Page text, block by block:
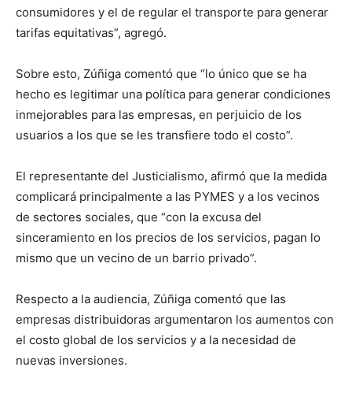
consumidores y el de regular el transporte para generar
tarifas equitativas”, agregó.
Sobre esto, Zúñiga comentó que “lo único que se ha
hecho es legitimar una política para generar condiciones
inmejorables para las empresas, en perjuicio de los
usuarios a los que se les transfiere todo el costo”.
El representante del Justicialismo, afirmó que la medida
complicará principalmente a las PYMES y a los vecinos
de sectores sociales, que “con la excusa del
sinceramiento en los precios de los servicios, pagan lo
mismo que un vecino de un barrio privado”.
Respecto a la audiencia, Zúñiga comentó que las
empresas distribuidoras argumentaron los aumentos con
el costo global de los servicios y a la necesidad de
nuevas inversiones.